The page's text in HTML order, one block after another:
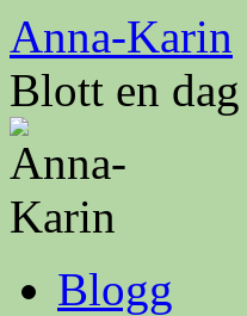
Hoppa
till
innehåll
Anna-Karin
Blott en
Blogg